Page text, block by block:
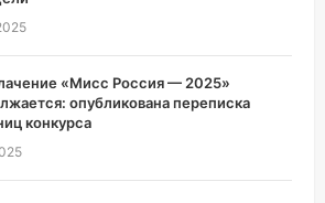
«Мисс Россия — 2025»
опубликована переписка
конкурса